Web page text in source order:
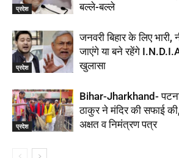
प्रदेश
बल्ले-बल्ले
प्रदेश
जनवरी बिहार के लिए
जाएंगे या बने रहेंगे I.N.D.I.A
खुलासा
प्रदेश
Bihar-Jharkhand-
ठाकुर ने मंदिर की सफाई
अक्षत व निमंत्रण पत्र